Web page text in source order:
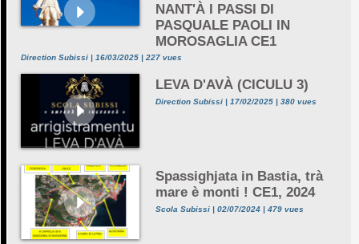
NANT'À I PASSI DI
PASQUALE PAOLI IN
MOROSAGLIA CE1
Direction Subissi | 16/03/2025 | 227 vues
LEVA D'AVÀ (CICULU 3)
Direction Subissi | 17/02/2025 | 380 vues
Spassighjata in Bastia, trà
mare è monti ! CE1, 2024
Scola Subissi | 02/07/2024 | 479 vues